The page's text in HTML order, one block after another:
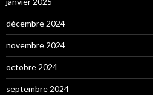
décembre 2024
novembre 2024
octobre 2024
septembre 2024